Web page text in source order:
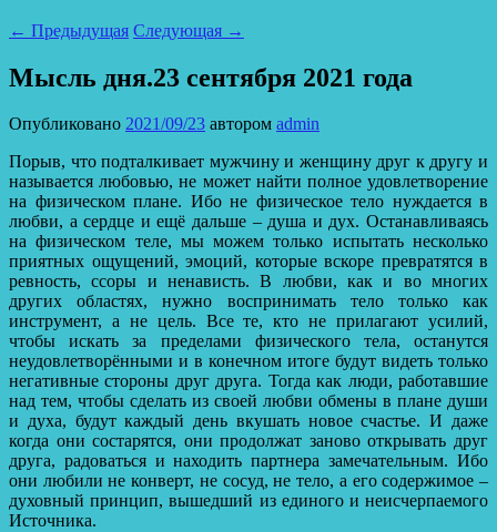
← Предыдущая Следующая →
Мысль дня.23 сентября 2021 года
Опубликовано 2021/09/23 автором admin
Порыв, что подталкивает мужчину и женщину друг к другу и
называется любовью, не может найти полное удовлетворение
на физическом плане. Ибо не физическое тело нуждается в
любви, а сердце и ещё дальше – душа и дух. Останавливаясь
на физическом теле, мы можем только испытать несколько
приятных ощущений, эмоций, которые вскоре превратятся в
ревность, ссоры и ненависть. В любви, как и во многих
других областях, нужно воспринимать тело только как
инструмент, а не цель. Все те, кто не прилагают усилий,
чтобы искать за пределами физического тела, останутся
неудовлетворёнными и в конечном итоге будут видеть только
негативные стороны друг друга. Тогда как люди, работавшие
над тем, чтобы сделать из своей любви обмены в плане души
и духа, будут каждый день вкушать новое счастье. И даже
когда они состарятся, они продолжат заново открывать друг
друга, радоваться и находить партнера замечательным. Ибо
они любили не конверт, не сосуд, не тело, а его содержимое –
духовный принцип, вышедший из единого и неисчерпаемого
Источника.